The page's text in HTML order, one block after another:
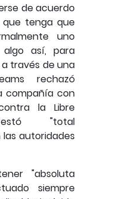
de acuerdo
tenga que
uno
así, para
a través de una
rechazó
compañía con
la Libre
"total
autoridades
"absoluta
siempre